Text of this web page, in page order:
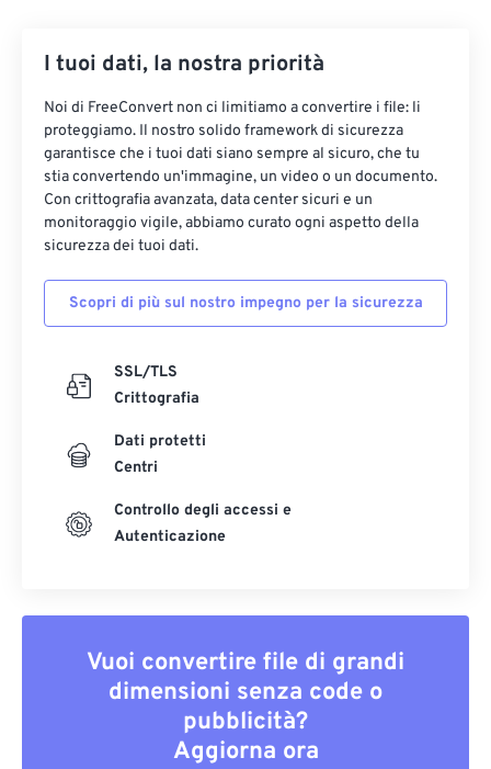
I tuoi dati, la nostra priorità
Noi di FreeConvert non ci limitiamo a convertire i file: li
proteggiamo. Il nostro solido framework di sicurezza
garantisce che i tuoi dati siano sempre al sicuro, che tu
stia convertendo un'immagine, un video o un documento.
Con crittografia avanzata, data center sicuri e un
monitoraggio vigile, abbiamo curato ogni aspetto della
sicurezza dei tuoi dati.
Scopri di più sul nostro impegno per la sicurezza
SSL/TLS
Crittografia
Dati protetti
Centri
Controllo degli accessi e
Autenticazione
Vuoi convertire file di grandi
dimensioni senza code o
pubblicità?
Aggiorna ora